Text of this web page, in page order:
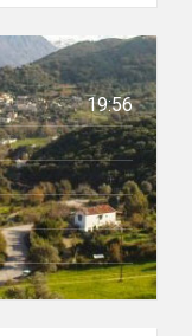
19:56